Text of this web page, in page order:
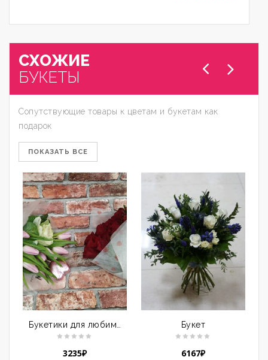
СХОЖИЕ
БУКЕТЫ
Сопутствующие товары к цветам и букетам как
подарок
ПОКАЗАТЬ ВСЕ
Букетики для любимых
3235₽
Букет
6167₽